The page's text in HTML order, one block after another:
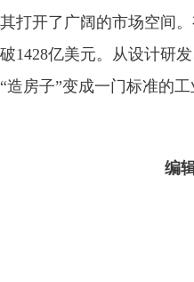
打开了广阔的市场空间。
1428亿美元。 从设计研
房子”变成一门标准的工
编